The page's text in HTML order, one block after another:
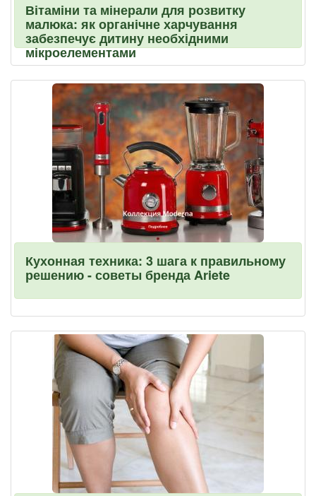
Вітаміни та мінерали для розвитку
малюка: як органічне харчування
забезпечує дитину необхідними
мікроелементами
Кухонная техника: 3 шага к правильному
решению - советы бренда Ariete